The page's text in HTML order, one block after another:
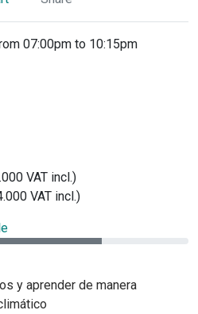
07:00pm to 10:15pm
VAT incl.)
VAT incl.)
y aprender de manera